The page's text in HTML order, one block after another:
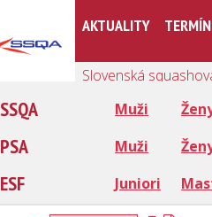
AKTUALITY
Slovenská
SSQA Muži
PSA Muži
ESF Juniori